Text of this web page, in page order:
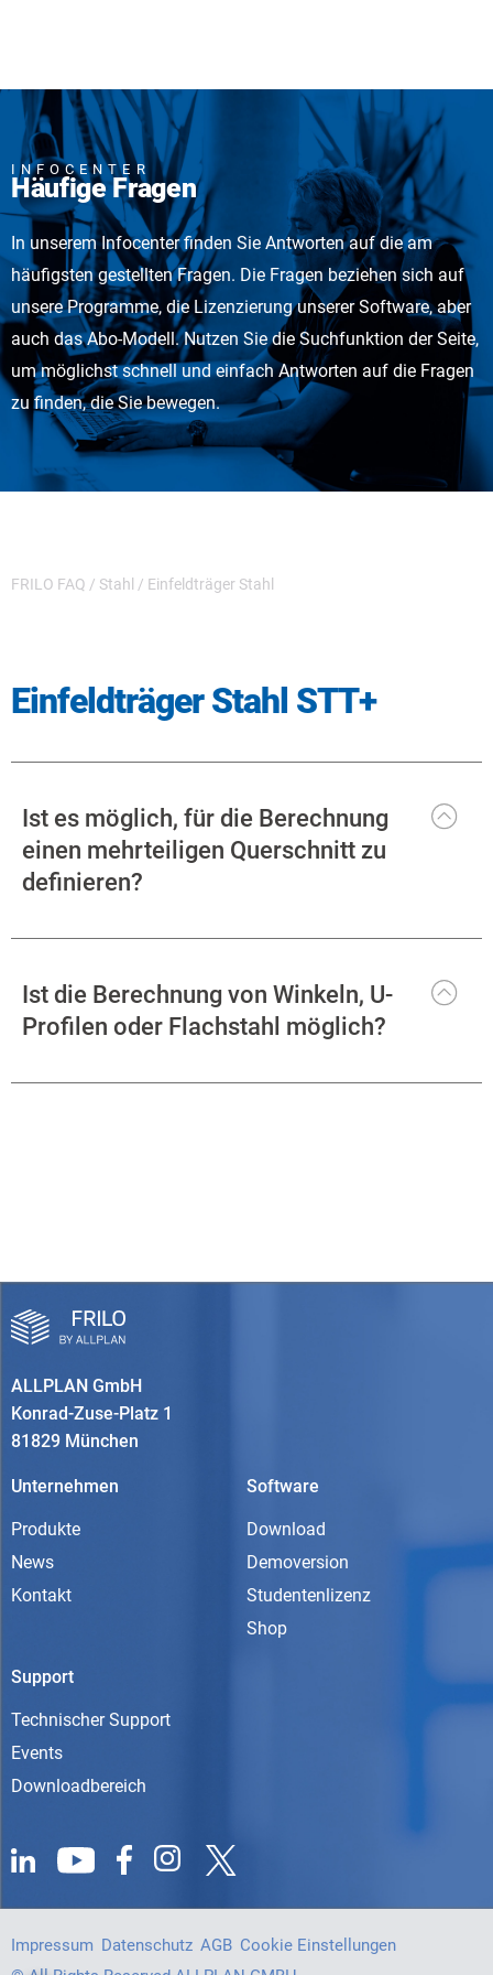
INFOCENTER
Häufige Fragen
In unserem Infocenter finden Sie Antworten auf die am
häufigsten gestellten Fragen. Die Fragen beziehen sich auf
unsere Programme, die Lizenzierung unserer Software, aber
auch das Abo-Modell. Nutzen Sie die Suchfunktion der Seite,
um möglichst schnell und einfach Antworten auf die Fragen
zu finden, die Sie bewegen.
FRILO FAQ / Stahl / Einfeldträger Stahl
Einfeldträger Stahl STT+
Ist es möglich, für die Berechnung
einen mehrteiligen Querschnitt zu
definieren?
Ist die Berechnung von Winkeln, U-
Profilen oder Flachstahl möglich?
ALLPLAN GmbH
Konrad-Zuse-Platz 1
81829 München
Unternehmen
Produkte
News
Kontakt
Software
Download
Demoversion
Studentenlizenz
Shop
Support
Technischer Support
Events
Downloadbereich
Impressum Datenschutz AGB Cookie Einstellungen